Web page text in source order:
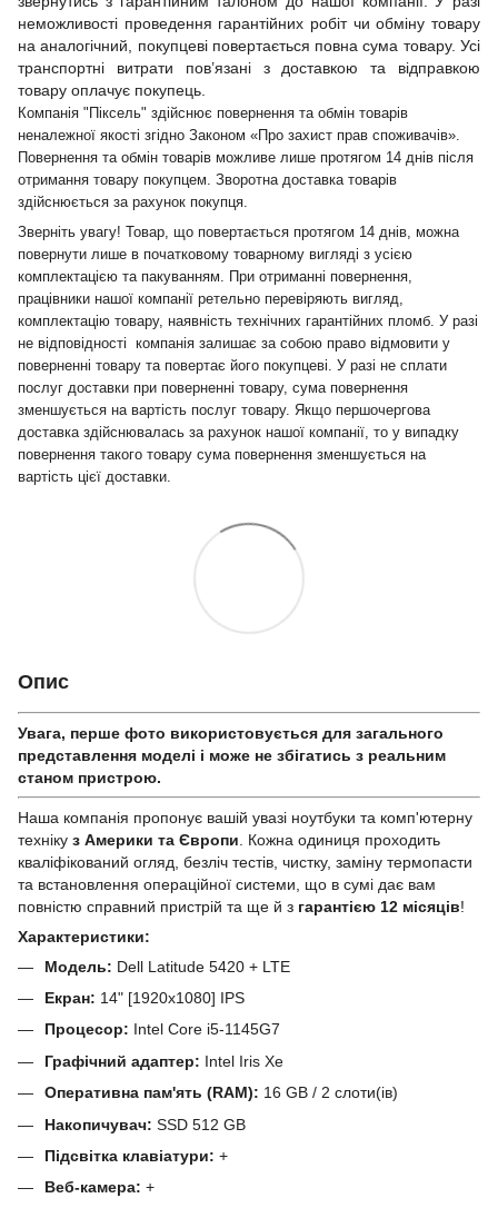
неможливості проведення гарантійних робіт чи обміну товару
на аналогічний, покупцеві повертається повна сума товару. Усі
транспортні витрати пов’язані з доставкою та відправкою
товару оплачує покупець.
Компанія "Піксель" здійснює повернення та обмін товарів
неналежної якості згідно Законом «Про захист прав споживачів».
Повернення та обмін товарів можливе лише протягом 14 днів після
отримання товару покупцем. Зворотна доставка товарів
здійснюється за рахунок покупця.
Зверніть увагу! Товар, що повертається протягом 14 днів, можна
повернути лише в початковому товарному вигляді з усією
комплектацією та пакуванням. При отриманні повернення,
працівники нашої компанії ретельно перевіряють вигляд,
комплектацію товару, наявність технічних гарантійних пломб. У разі
не відповідності компанія залишає за собою право відмовити у
поверненні товару та повертає його покупцеві. У разі не сплати
послуг доставки при поверненні товару, сума повернення
зменшується на вартість послуг товару. Якщо першочергова
доставка здійснювалась за рахунок нашої компанії, то у випадку
повернення такого товару сума повернення зменшується на
вартість цієї доставки.
Опис
Увага, перше фото використовується для загального
представлення моделі і може не збігатись з реальним
станом приcтрою.
Наша компанія пропонує вашій увазі ноутбуки та комп'ютерну
техніку з Америки та Європи . Кожна одиниця проходить
кваліфікований огляд, безліч тестів, чистку, заміну термопасти
та встановлення операційної системи, що в сумі дає вам
повністю справний пристрій та ще й з гарантією 12 місяців!
Характеристики:
Модель: Dell Latitude 5420 + LTE
Екран: 14" [1920x1080] IPS
Процесор: Intel Core i5-1145G7
Графічний адаптер: Intel Iris Xe
Оперативна пам'ять (RAM): 16 GB / 2 слоти(ів)
Накопичувач: SSD 512 GB
Підсвітка клавіатури: +
Веб-камера: +